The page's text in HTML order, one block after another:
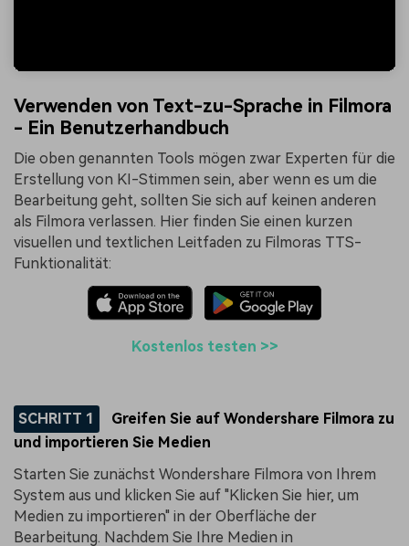
Verwenden von Text-zu-Sprache in Filmora
- Ein Benutzerhandbuch
Die oben genannten Tools mögen zwar Experten für die
Erstellung von KI-Stimmen sein, aber wenn es um die
Bearbeitung geht, sollten Sie sich auf keinen anderen
als Filmora verlassen. Hier finden Sie einen kurzen
visuellen und textlichen Leitfaden zu Filmoras TTS-
Funktionalität:
Kostenlos testen >>
SCHRITT 1
Greifen Sie auf Wondershare Filmora zu
und importieren Sie Medien
Starten Sie zunächst Wondershare Filmora von Ihrem
System aus und klicken Sie auf "Klicken Sie hier, um
Medien zu importieren" in der Oberfläche der
Bearbeitung. Nachdem Sie Ihre Medien in